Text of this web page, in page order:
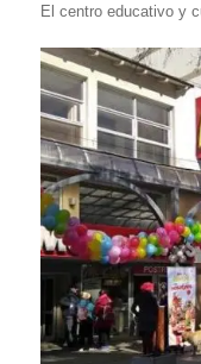
El centro educativo y